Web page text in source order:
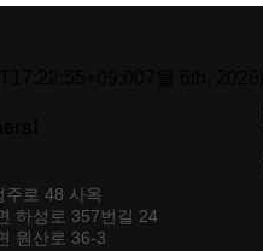
주로 48 사옥
하성로 357번길 24
원산로 36-3